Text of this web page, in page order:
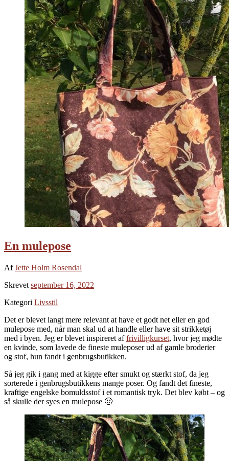
En mulepose
AfJette Holm Rosendal
Skrevet september 16, 2022
Kategori Livsstil
Det er blevet langt mere relevant at have et godt net eller en god
mulepose med, når man skal ud at handle eller have sit strikketøj
med i byen. Jeg er blevet inspireret affrivilligkurset, hvor jeg mødte
en kvinde, som lavede de fineste muleposer ud af gamle broderier
og stof, hun fandt i genbrugsbutikken.
Så jeg gik i gang med at kigge efter smukt og stærkt stof, da jeg
sorterede i genbrugsbutikkens mange poser. Og fandt det fineste,
kraftige engelske bomuldsstof i et romantisk tryk. Det blev købt – og
så skulle der syes en mulepose 🙂